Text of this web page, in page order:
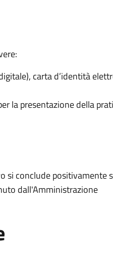
carta d’identità
la presentazione della
si conclude positivamente
dall'Amministrazione